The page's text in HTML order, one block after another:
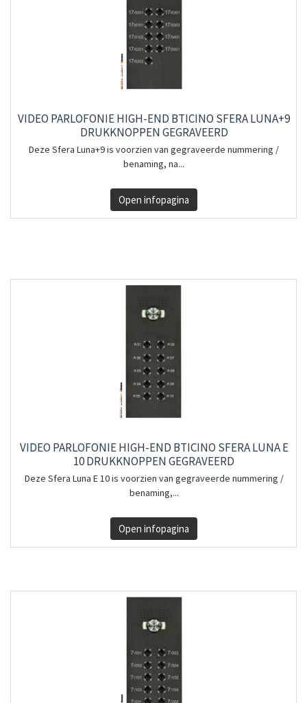
VIDEO PARLOFONIE HIGH-END BTICINO SFERA LUNA+9
DRUKKNOPPEN GEGRAVEERD
Deze Sfera Luna+9 is voorzien van gegraveerde nummering /
benaming, na...
Open infopagina
VIDEO PARLOFONIE HIGH-END BTICINO SFERA LUNA E
10 DRUKKNOPPEN GEGRAVEERD
Deze Sfera Luna E 10 is voorzien van gegraveerde nummering /
benaming,...
Open infopagina